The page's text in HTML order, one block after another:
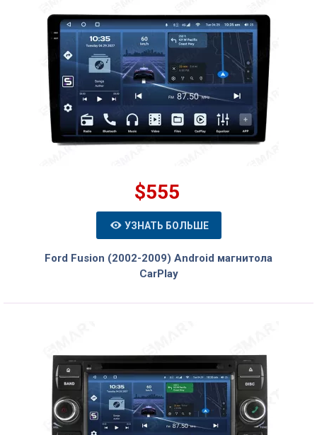
$555
УЗНАТЬ БОЛЬШЕ
Ford Fusion (2002-2009) Android магнитола
CarPlay